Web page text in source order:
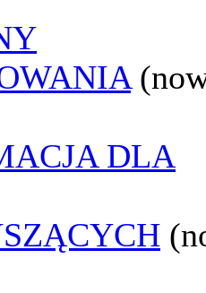
DLA